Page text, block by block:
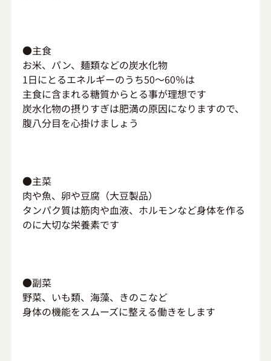
●主食
お米、パン、麺類などの炭水化物
1日にとるエネルギーのうち50～60％は
主食に含まれる糖質からとる事が理想です
炭水化物の摂りすぎは肥満の原因になりますので、
腹八分目を心掛けましょう
●主菜
肉や魚、卵や豆腐（大豆製品）
タンパク質は筋肉や血液、ホルモンなど身体を作る
のに大切な栄養素です
●副菜
野菜、いも類、海藻、きのこなど
身体の機能をスムーズに整える働きをします